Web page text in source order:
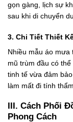
gọn gàng, lịch sự
sau khi di chuyển
3. Chi Tiết Thiết
Nhiều mẫu áo mưa
mũ trùm đầu có
tinh tế vừa đảm
làm mất đi tính
III. Cách Phối
Phong Cách